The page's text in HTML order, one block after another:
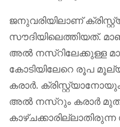
ജനുവരിയിലാണ്
സൗദിയിലെത്തിയത്.
അൽ നസ്റിലേക്കുള്ള
കോടിയിലേറെ രൂപ
കരാർ.
അൽ നസ്റും കരാർ